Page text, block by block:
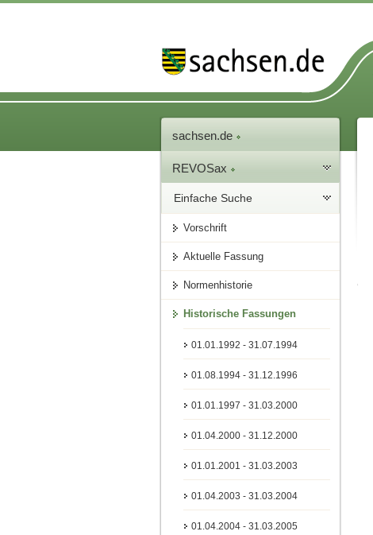
sachsen.de
REVOSax
Einfache Suche
Vorschrift
Aktuelle Fassung
Normenhistorie
Historische Fassungen
01.01.1992 - 31.07.1994
01.08.1994 - 31.12.1996
01.01.1997 - 31.03.2000
01.04.2000 - 31.12.2000
01.01.2001 - 31.03.2003
01.04.2003 - 31.03.2004
01.04.2004 - 31.03.2005